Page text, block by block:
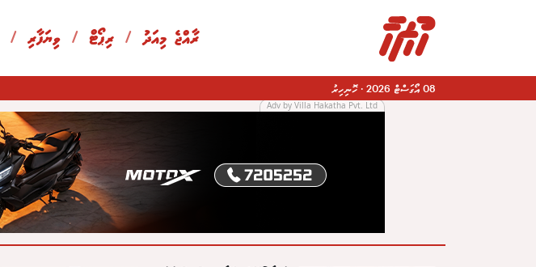
ރާއްޖެ މިއަދު / ރިޕޯޓް / ވިޔަފާރި /
08 އޯގަސްޓް 2026 ·ހޮނިހިރު
Adv by Villa Hakatha Pvt. Ltd
|